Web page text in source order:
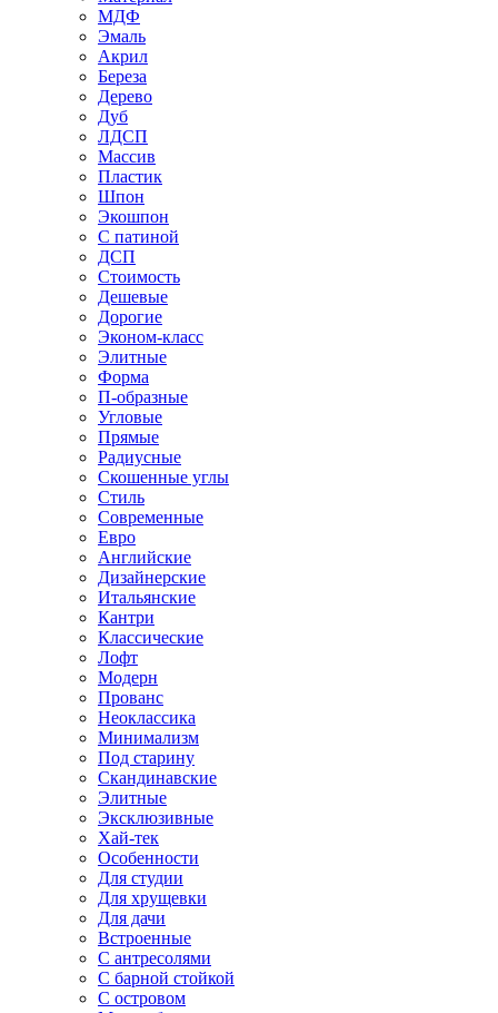
МДФ
Эмаль
Акрил
Береза
Дерево
Дуб
ЛДСП
Массив
Пластик
Шпон
Экошпон
С патиной
ДСП
Стоимость
Дешевые
Дорогие
Эконом-класс
Элитные
Форма
П-образные
Угловые
Прямые
Радиусные
Скошенные углы
Стиль
Современные
Евро
Английские
Дизайнерские
Итальянские
Кантри
Классические
Лофт
Модерн
Прованс
Неоклассика
Минимализм
Под старину
Скандинавские
Элитные
Эксклюзивные
Хай-тек
Особенности
Для студии
Для хрущевки
Для дачи
Встроенные
С антресолями
С барной стойкой
С островом